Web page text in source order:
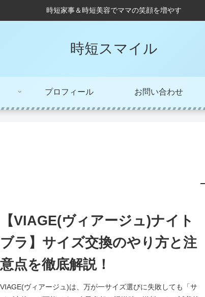
時短家事＆時短美容でママの笑顔を増やす
時短スマイル
プロフィール お問い合わせ
【VIAGE(ヴィアージュ)ナイト
ブラ】サイズ交換のやり方と注
意点を徹底解説！
VIAGE(ヴィアージュ)は、万が一サイズ選びに失敗しても「サ